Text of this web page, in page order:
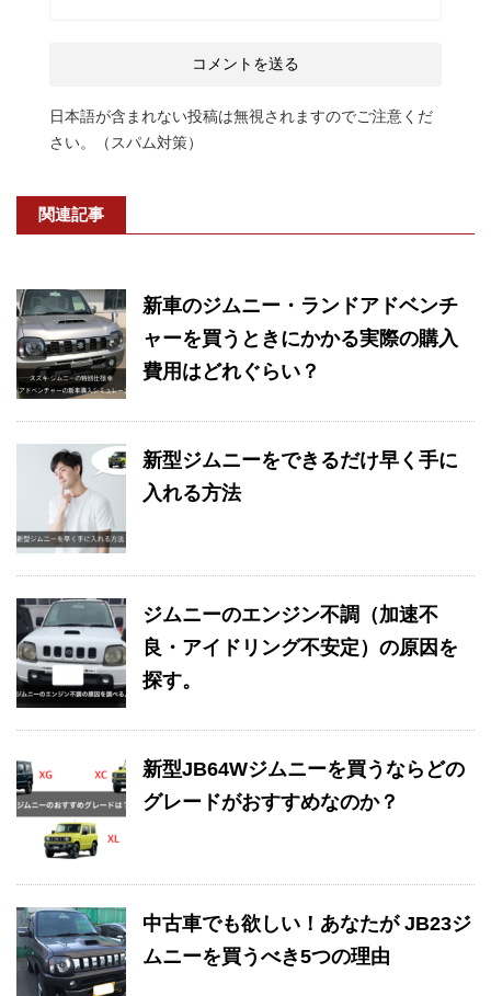
日本語が含まれない投稿は無視されますのでご注意くだ
さい。（スパム対策）
関連記事
新車のジムニー・ランドアドベンチ
ャーを買うときにかかる実際の購入
費用はどれぐらい？
新型ジムニーをできるだけ早く手に
入れる方法
ジムニーのエンジン不調（加速不
良・アイドリング不安定）の原因を
探す。
新型JB64Wジムニーを買うならどの
グレードがおすすめなのか？
中古車でも欲しい！あなたが JB23ジ
ムニーを買うべき5つの理由